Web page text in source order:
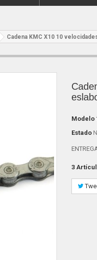
Cadena KMC X10 10
Modelo
Estado
3